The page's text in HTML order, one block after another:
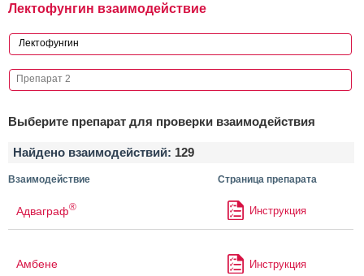
Лектофунгин взаимодействие
Выберите препарат для проверки взаимодействия
Найдено взаимодействий: 129
Взаимодействие Страница препарата
Адваграф® Инструкция
Амбене Инструкция